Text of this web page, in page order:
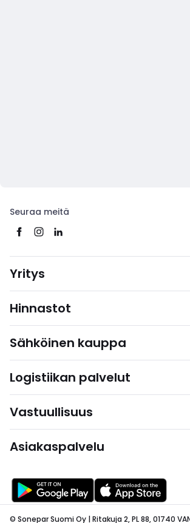
Seuraa meitä
Yritys
Hinnastot
Sähköinen kauppa
Logistiikan palvelut
Vastuullisuus
Asiakaspalvelu
© Sonepar Suomi Oy | Ritakuja 2, PL 88, 01740